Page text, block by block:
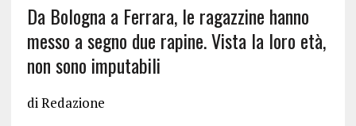
Da Bologna a Ferrara, le ragazzine hanno
messo a segno due rapine. Vista la loro età,
non sono imputabili
di Redazione